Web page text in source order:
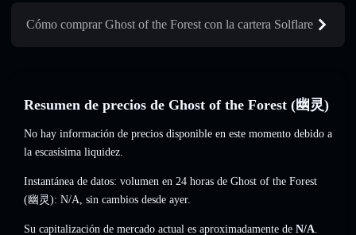
Cómo comprar Ghost of the Forest con la cartera Solflare
Resumen de precios de Ghost of the Forest (幽灵)
No hay información de precios disponible en este momento debido a
la escasísima liquidez.
Instantánea de datos: volumen en 24 horas de Ghost of the Forest
(幽灵): N/A, sin cambios desde ayer.
Su capitalización de mercado actual es aproximadamente de N/A.